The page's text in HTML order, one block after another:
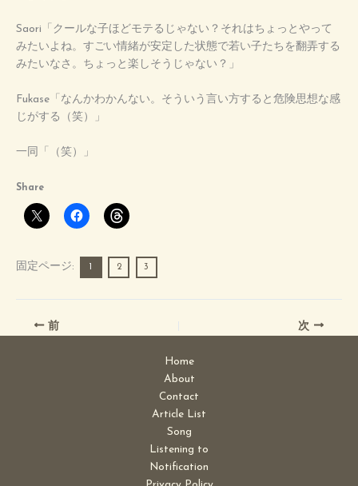
Saori「クールな子ほどモテるじゃない？それはちょっとやって
みたいよね。すごい情緒が安定した状態で若い子たちを翻弄する
みたいなさ。ちょっと楽しそうじゃない？」
Fukase「なんかわかんない。そういう言い方すると危険思想な感
じがする（笑）」
一同「（笑）」
Share
固定ページ: 2 3
前 次
Home
About
Contact
Article List
Song
Listening to
Notification